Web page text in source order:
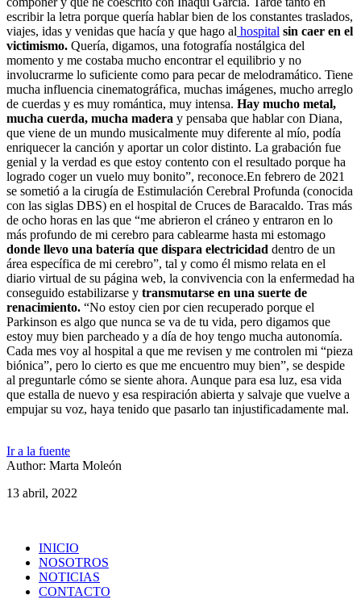
escribir la letra porque quería hablar bien de los constantes traslados,
viajes, idas y venidas que hacía y que hago al hospital sin caer en el
victimismo. Quería, digamos, una fotografía nostálgica del
momento y me costaba mucho encontrar el equilibrio y no
involucrarme lo suficiente como para pecar de melodramático. Tiene
mucha influencia cinematográfica, muchas imágenes, mucho arreglo
de cuerdas y es muy romántica, muy intensa. Hay mucho metal,
mucha cuerda, mucha madera y pensaba que hablar con Diana,
que viene de un mundo musicalmente muy diferente al mío, podía
enriquecer la canción y aportar un color distinto. La grabación fue
genial y la verdad es que estoy contento con el resultado porque ha
logrado coger un vuelo muy bonito”, reconoce.En febrero de 2021
se sometió a la cirugía de Estimulación Cerebral Profunda (conocida
con las siglas DBS) en el hospital de Cruces de Baracaldo. Tras más
de ocho horas en las que “me abrieron el cráneo y entraron en lo
más profundo de mi cerebro para cablearme hasta mi estomago
donde llevo una batería que dispara electricidad dentro de un
área específica de mi cerebro”, tal y como él mismo relata en el
diario virtual de su página web, la convivencia con la enfermedad ha
conseguido estabilizarse y transmutarse en una suerte de
renacimiento. “No estoy cien por cien recuperado porque el
Parkinson es algo que nunca se va de tu vida, pero digamos que
estoy muy bien parcheado y a día de hoy tengo mucha autonomía.
Cada mes voy al hospital a que me revisen y me controlen mi “pieza
biónica”, pero lo cierto es que me encuentro muy bien”, se despide
al preguntarle cómo se siente ahora. Aunque para esa luz, esa vida
que estalla de nuevo y esa respiración abierta y salvaje que vuelve a
empujar su voz, haya tenido que pasarlo tan injustificadamente mal.
Ir a la fuente
Author: Marta Moleón
13 abril, 2022
INICIO
NOSOTROS
NOTICIAS
CONTACTO